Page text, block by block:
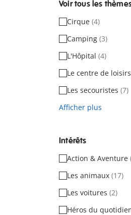
Voir tous les
Cirque (4)
Camping (3)
L'Hôpital (4)
Le centre de loisirs
Les secouristes (7)
Afficher plus
Intérêts
Action & Aventure
Les animaux (17)
Les voitures (2)
Héros du